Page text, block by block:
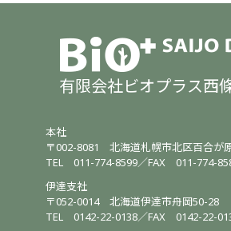
有限会社ビオプラス西
本社
〒002-8081北海道札幌市北区百合が
TEL011-774-8599／FAX 011-774-
伊達支社
〒052-0014北海道伊達市舟岡50-28
TEL0142-22-0138／FAX 0142-22-